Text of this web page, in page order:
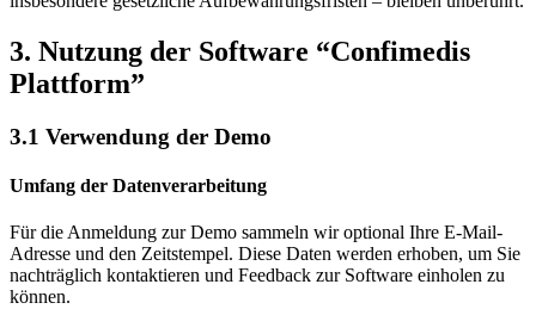
3. Nutzung der Software “Confimedis
Plattform”
3.1 Verwendung der Demo
Umfang der Datenverarbeitung
Für die Anmeldung zur Demo sammeln wir optional Ihre E-Mail-
Adresse und den Zeitstempel. Diese Daten werden erhoben, um Sie
nachträglich kontaktieren und Feedback zur Software einholen zu
können.